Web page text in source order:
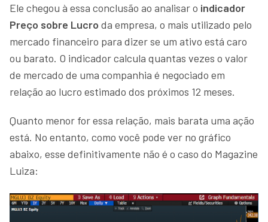
Ele chegou à essa conclusão ao analisar o indicador
Preço sobre Lucro da empresa, o mais utilizado pelo
mercado financeiro para dizer se um ativo está caro
ou barato. O indicador calcula quantas vezes o valor
de mercado de uma companhia é negociado em
relação ao lucro estimado dos próximos 12 meses.
Quanto menor for essa relação, mais barata uma ação
está. No entanto, como você pode ver no gráfico
abaixo, esse definitivamente não é o caso do Magazine
Luiza: